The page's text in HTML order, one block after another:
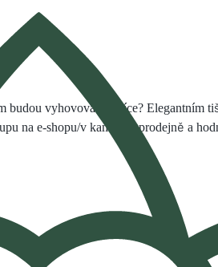
vyhovovat nejvíce? Elegantním
na e-shopu/v kamenné prodejně a